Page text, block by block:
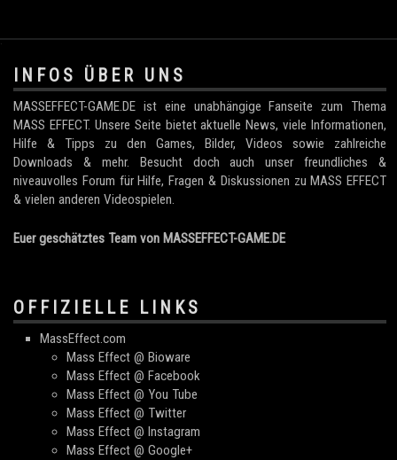
.
INFOS ÜBER UNS
MASSEFFECT-GAME.DE ist eine unabhängige Fanseite zum Thema
MASS EFFECT. Unsere Seite bietet aktuelle News, viele Informationen,
Hilfe & Tipps zu den Games, Bilder, Videos sowie zahlreiche
Downloads & mehr. Besucht doch auch unser freundliches &
niveauvolles Forum für Hilfe, Fragen & Diskussionen zu MASS EFFECT
& vielen anderen Videospielen.
Euer geschätztes Team von MASSEFFECT-GAME.DE
OFFIZIELLE LINKS
MassEffect.com
Mass Effect @ Bioware
Mass Effect @ Facebook
Mass Effect @ You Tube
Mass Effect @ Twitter
Mass Effect @ Instagram
Mass Effect @ Google+